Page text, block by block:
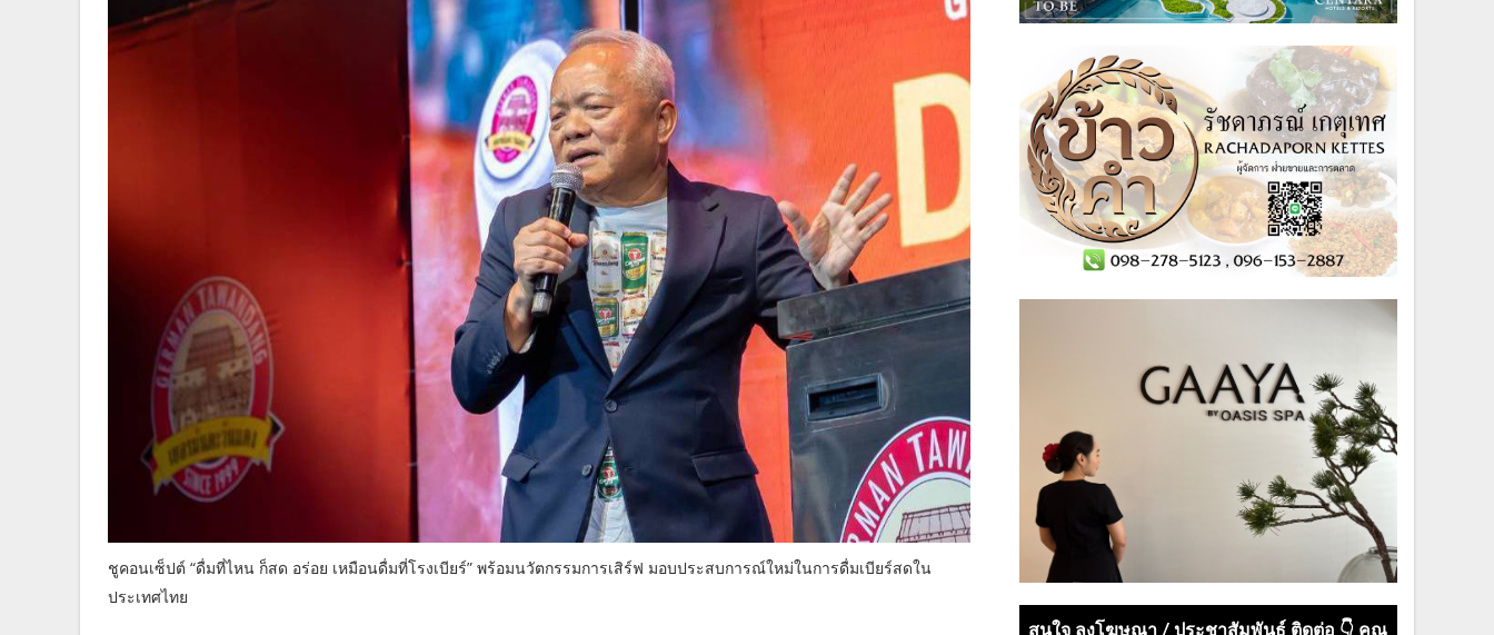
ชูคอนเซ็ปต์ “ดื่มที่ไหน ก็สด อร่อย เหมือนดื่มที่โรงเบียร์” พร้อมนวัตกรรมการเสิร์ฟ มอบประสบการณ์ใหม่ในการดื่มเบียร์สดใน
ประเทศไทย
สนใจ ลงโฆษณา / ประชาสัมพันธ์ ติดต่อ 👇 คุณ